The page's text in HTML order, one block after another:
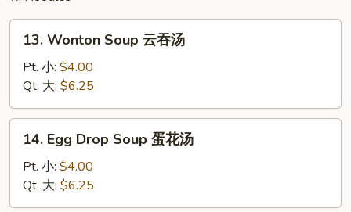
Wonton
Soup
吞
汤
13. Wonton Soup 云吞汤
Pt. 小: $4.00
Qt. 大: $6.25
Egg
Drop
Soup
蛋
14. Egg Drop Soup 蛋花汤
Pt. 小: $4.00
Qt. 大: $6.25